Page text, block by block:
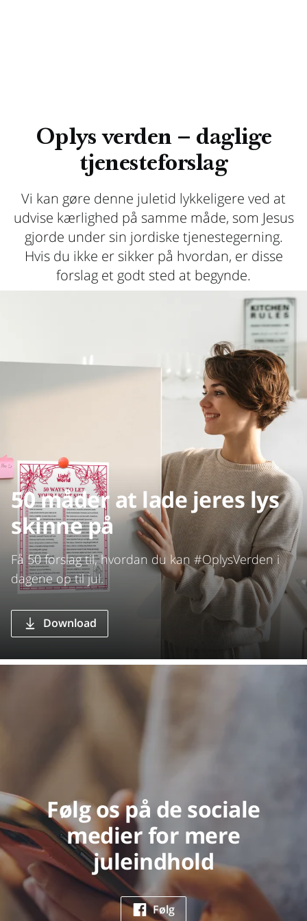
Oplys verden – daglige
tjenesteforslag
Vi kan gøre denne juletid lykkeligere ved at
udvise kærlighed på samme måde, som Jesus
gjorde under sin jordiske tjenestegerning.
Hvis du ikke er sikker på hvordan, er disse
forslag et godt sted at begynde.
50 måder at lade jeres lys
skinne på
Få 50 forslag til, hvordan du kan #OplysVerden i
dagene op til jul.
Download
Følg os på de sociale
medier for mere
juleindhold
Følg